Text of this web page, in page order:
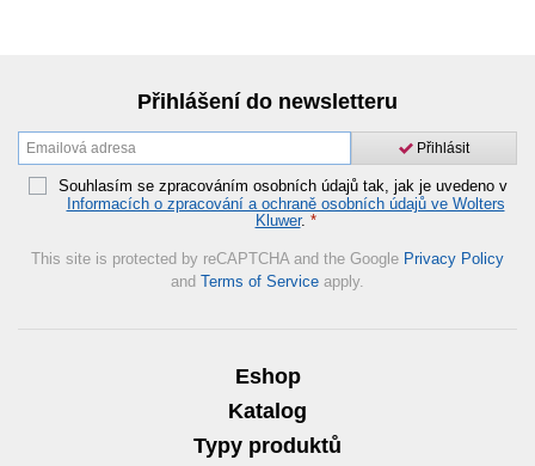
Přihlášení do newsletteru
Přihlásit
Souhlasím se zpracováním osobních údajů tak, jak je uvedeno v
Informacích o zpracování a ochraně osobních údajů ve Wolters
Kluwer. *
This site is protected by reCAPTCHA and the Google Privacy Policy
and Terms of Service apply.
Eshop
Katalog
Typy produktů